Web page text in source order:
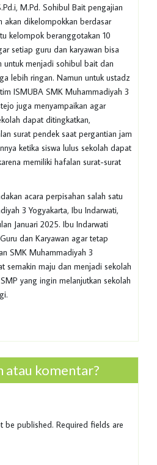
M.Pd. Sohibul Bait pengajian
akan dikelompokkan berdasar
kelompok beranggotakan 10
setiap guru dan karyawan bisa
untuk menjadi sohibul bait dan
lebih ringan. Namun untuk ustadz
ISMUBA SMK Muhammadiyah 3
juga menyampaikan agar
dapat ditingkatkan,
surat pendek saat pergantian jam
ketika siswa lulus sekolah dapat
memiliki hafalan surat-surat
acara perpisahan salah satu
3 Yogyakarta, Ibu Indarwati,
Januari 2025. Ibu Indarwati
dan Karyawan agar tetap
SMK Muhammadiyah 3
semakin maju dan menjadi sekolah
yang ingin melanjutkan sekolah
atau komentar?
be published. Required fields are